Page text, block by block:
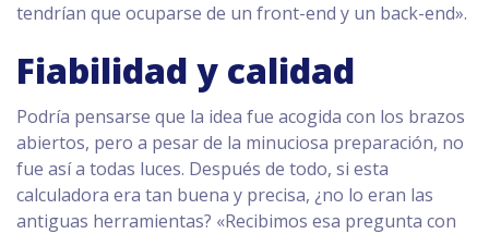
tendrían que ocuparse de un front-end y un back-end».
Fiabilidad y calidad
Podría pensarse que la idea fue acogida con los brazos
abiertos, pero a pesar de la minuciosa preparación, no
fue así a todas luces. Después de todo, si esta
calculadora era tan buena y precisa, ¿no lo eran las
antiguas herramientas? «Recibimos esa pregunta con